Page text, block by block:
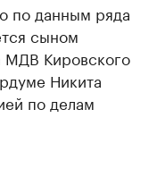
по данным ряда
сыном
МДВ Кировского
Никита
по делам